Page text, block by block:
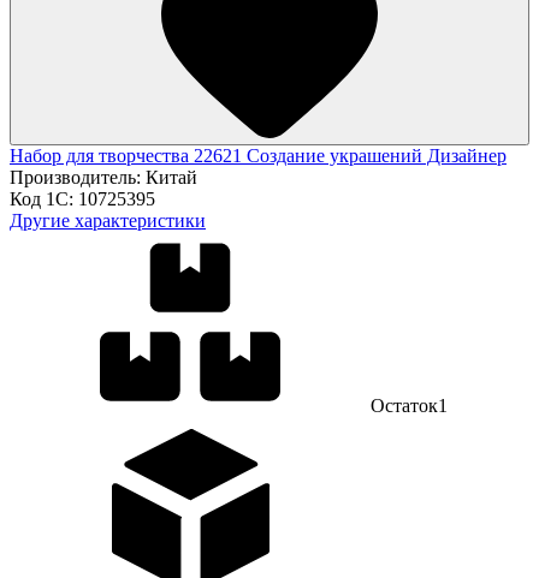
Набор для творчества 22621 Создание украшений Дизайнер
Производитель: Китай
Код 1С: 10725395
Другие характеристики
Остаток1